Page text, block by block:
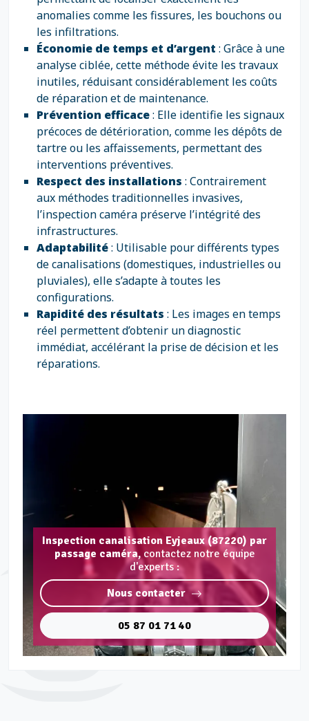
anomalies comme les fissures, les bouchons ou
les infiltrations.
Économie de temps et d’argent : Grâce à une
analyse ciblée, cette méthode évite les travaux
inutiles, réduisant considérablement les coûts
de réparation et de maintenance.
Prévention efficace: Elle identifie les signaux
précoces de détérioration, comme les dépôts de
tartre ou les affaissements, permettant des
interventions préventives.
Respect des installations : Contrairement
aux méthodes traditionnelles invasives,
l’inspection caméra préserve l’intégrité des
infrastructures.
Adaptabilité: Utilisable pour différents types
de canalisations (domestiques, industrielles ou
pluviales), elle s’adapte à toutes les
configurations.
Rapidité des résultats : Les images en temps
réel permettent d’obtenir un diagnostic
immédiat, accélérant la prise de décision et les
réparations.
Inspection canalisation Eyjeaux (87220) par
passage caméra, contactez notre équipe
d'experts :
Nous contacter
05 87 01 71 40